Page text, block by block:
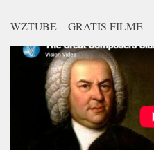
WZTUBE – GRATIS FILME